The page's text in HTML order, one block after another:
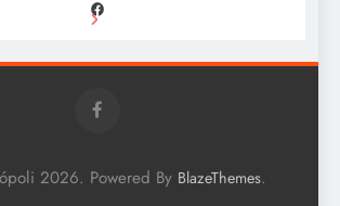
2026. Powered By BlazeThemes.